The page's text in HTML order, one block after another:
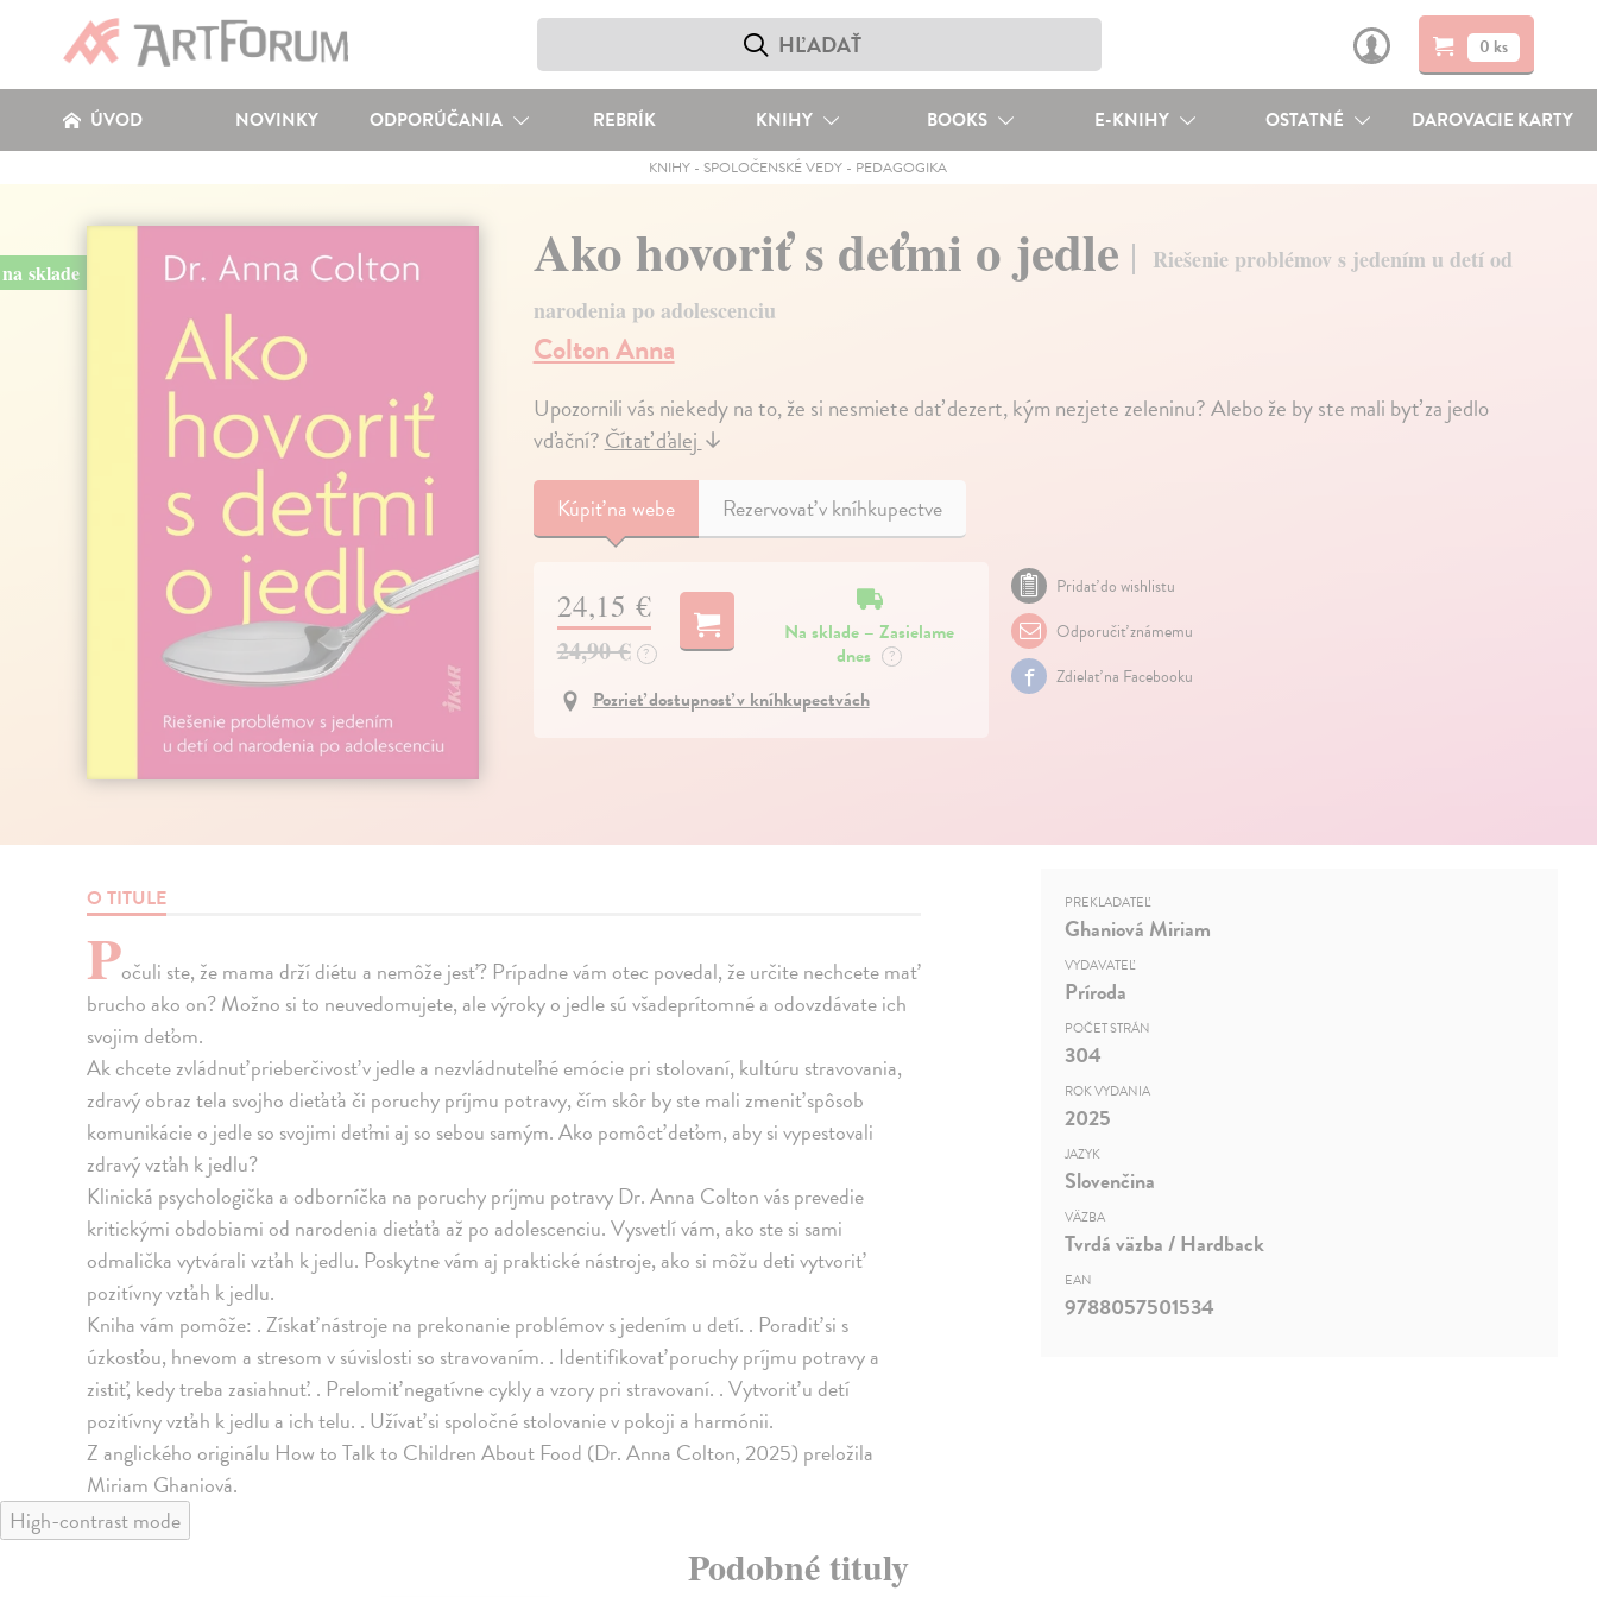
0 ks
ÚVOD NOVINKY ODPORÚČANIA REBRÍK KNIHY BOOKS E-KNIHY OSTATNÉ DAROVACIE KARTY
KNIHY - SPOLOČENSKÉ VEDY - PEDAGOGIKA
na sklade Ako hovoriť s deťmi o jedle
Riešenie problémov s jedením u detí od
narodenia po adolescenciu
Colton Anna
Upozornili vás niekedy na to, že si nesmiete dať dezert, kým nezjete zeleninu? Alebo že by ste mali byť za jedlo
vďační?Čítať ďalej↓
Kúpiťna webe Rezervovať v kníhkupectve
24,15 €
24,90 € ?
Na sklade – Zasielame
dnes
?
Pozrieť dostupnosť v kníhkupectvách
Pridať do wishlistu
Odporučiť známemu
Zdielať na Facebooku
O TITULE
Počuli ste, že mama drží diétu a nemôže jesť? Prípadne vám otec povedal, že určite nechcete mať
brucho ako on? Možno si to neuvedomujete, ale výroky o jedle sú všadeprítomné a odovzdávate ich
svojim deťom.
Ak chcete zvládnuť prieberčivosť v jedle a nezvládnuteľné emócie pri stolovaní, kultúru stravovania,
zdravý obraz tela svojho dieťaťa či poruchy príjmu potravy, čím skôr by ste mali zmeniť spôsob
komunikácie o jedle so svojimi deťmi aj so sebou samým. Ako pomôcť deťom, aby si vypestovali
zdravý vzťah k jedlu?
Klinická psychologička a odborníčka na poruchy príjmu potravy Dr. Anna Colton vás prevedie
kritickými obdobiami od narodenia dieťaťa až po adolescenciu. Vysvetlí vám, ako ste si sami
odmalička vytvárali vzťah k jedlu. Poskytne vám aj praktické nástroje, ako si môžu deti vytvoriť
pozitívny vzťah k jedlu.
Kniha vám pomôže: . Získať nástroje na prekonanie problémov s jedením u detí. . Poradiť si s
úzkosťou, hnevom a stresom v súvislosti so stravovaním. . Identifikovať poruchy príjmu potravy a
zistiť, kedy treba zasiahnuť. . Prelomiť negatívne cykly a vzory pri stravovaní. . Vytvoriť u detí
pozitívny vzťah k jedlu a ich telu. . Užívať si spoločné stolovanie v pokoji a harmónii.
Z anglického originálu How to Talk to Children About Food (Dr. Anna Colton, 2025) preložila
Miriam Ghaniová.
PREKLADATEĽ
Ghaniová Miriam
VYDAVATEĽ
Príroda
POČET STRÁN
304
ROK VYDANIA
2025
JAZYK
Slovenčina
VÄZBA
Tvrdá väzba / Hardback
EAN
9788057501534
High-contrast mode
Podobné tituly